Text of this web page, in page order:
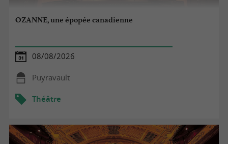
OZANNE, une épopée canadienne
08/08/2026
Puyravault
Théâtre